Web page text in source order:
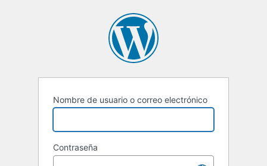
Nombre de usuario o correo electrónico
Contraseña